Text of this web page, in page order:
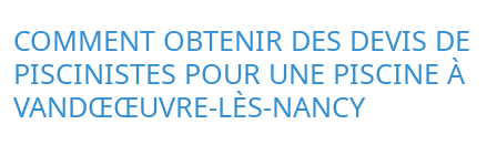
COMMENT OBTENIR DES DEVIS DE
PISCINISTES POUR UNE PISCINE À
VANDŒŒUVRE-LÈS-NANCY